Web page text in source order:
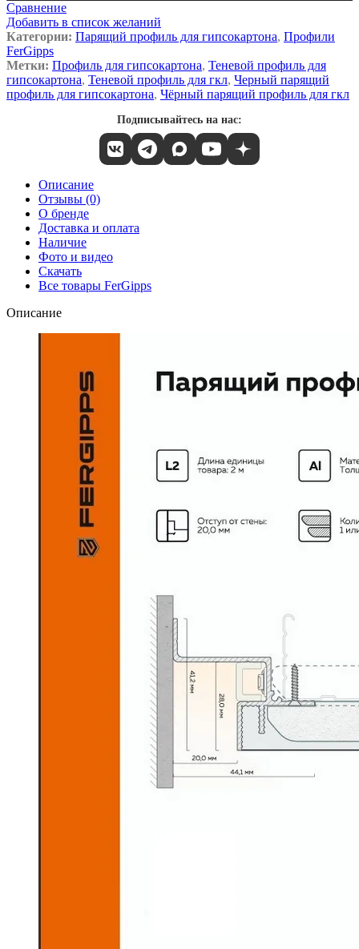
Сравнение
Добавить в список желаний
Категории: Парящий профиль для гипсокартона, Профили
FerGipps
Метки: Профиль для гипсокартона, Теневой профиль для
гипсокартона, Теневой профиль для гкл, Черный парящий
профиль для гипсокартона, Чёрный парящий профиль для гкл
Подписывайтесь на нас:
Описание
Отзывы (0)
О бренде
Доставка и оплата
Наличие
Фото и видео
Скачать
Все товары FerGipps
Описание